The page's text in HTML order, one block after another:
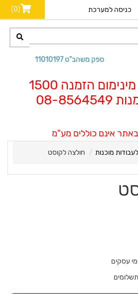
כניסה למערכת (0)
ספק משהב"ט 11010197
שים לב! מינימום הזמנה 1500
אינם כוללים מע"מ
מוכנות חולצה לקוסט